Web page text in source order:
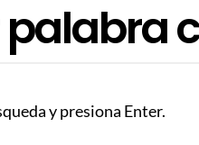
y presiona Enter.